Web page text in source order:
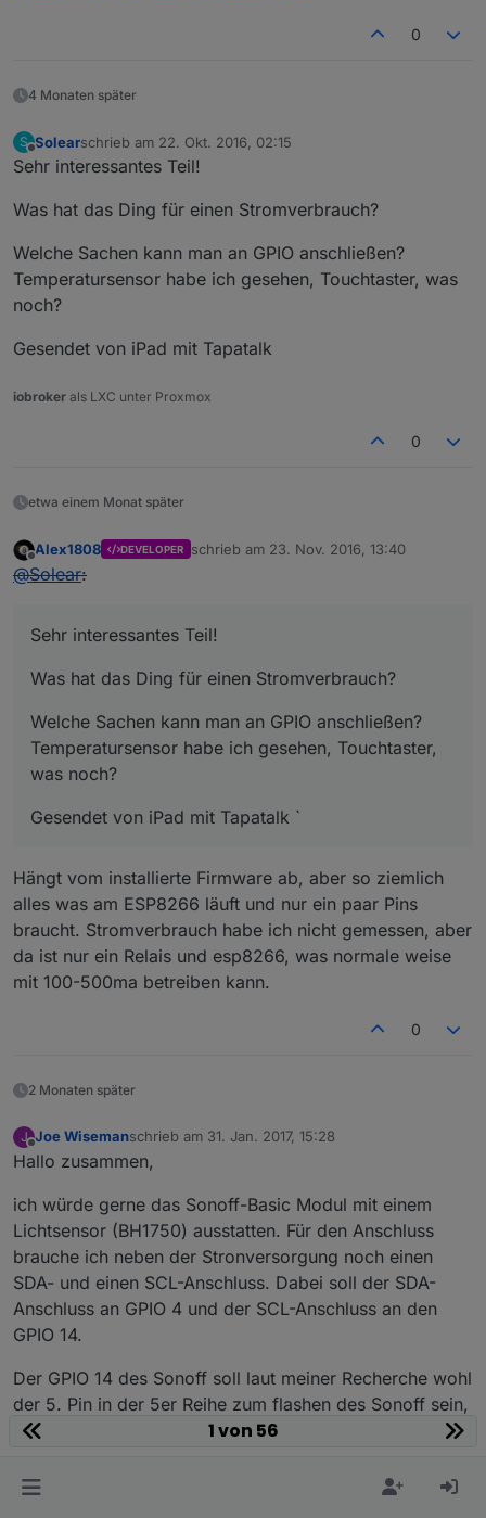
0
4 Monaten später
S
Offline
Solearschrieb am 22. Okt. 2016, 02:15
zuletzt editiert von
Sehr interessantes Teil!
Was hat das Ding für einen Stromverbrauch?
Welche Sachen kann man an GPIO anschließen?
Temperatursensor habe ich gesehen, Touchtaster, was
noch?
Gesendet von iPad mit Tapatalk
iobroker als LXC unter Proxmox
0
etwa einem Monat später
Offline
Alex1808 DEVELOPER schrieb am 23. Nov. 2016, 13:40
zuletzt editiert von
@Solear:
Sehr interessantes Teil!
Was hat das Ding für einen Stromverbrauch?
Welche Sachen kann man an GPIO anschließen?
Temperatursensor habe ich gesehen, Touchtaster,
was noch?
Gesendet von iPad mit Tapatalk `
Hängt vom installierte Firmware ab, aber so ziemlich
alles was am ESP8266 läuft und nur ein paar Pins
braucht. Stromverbrauch habe ich nicht gemessen, aber
da ist nur ein Relais und esp8266, was normale weise
mit 100-500ma betreiben kann.
0
2 Monaten später
J
Offline
Joe Wisemanschrieb am 31. Jan. 2017, 15:28
zuletzt editiert von
Hallo zusammen,
ich würde gerne das Sonoff-Basic Modul mit einem
Lichtsensor (BH1750) ausstatten. Für den Anschluss
brauche ich neben der Stronversorgung noch einen
SDA- und einen SCL-Anschluss. Dabei soll der SDA-
Anschluss an GPIO 4 und der SCL-Anschluss an den
GPIO 14.
Der GPIO 14 des Sonoff soll laut meiner Recherche wohl
der 5. Pin in der 5er Reihe zum flashen des Sonoff sein,
ist das richtig?
Der GPIO 4 wird hier genannt, aber nicht genau
beschrieben welcher Anschluss das jetzt genau auf dem
1 von 56